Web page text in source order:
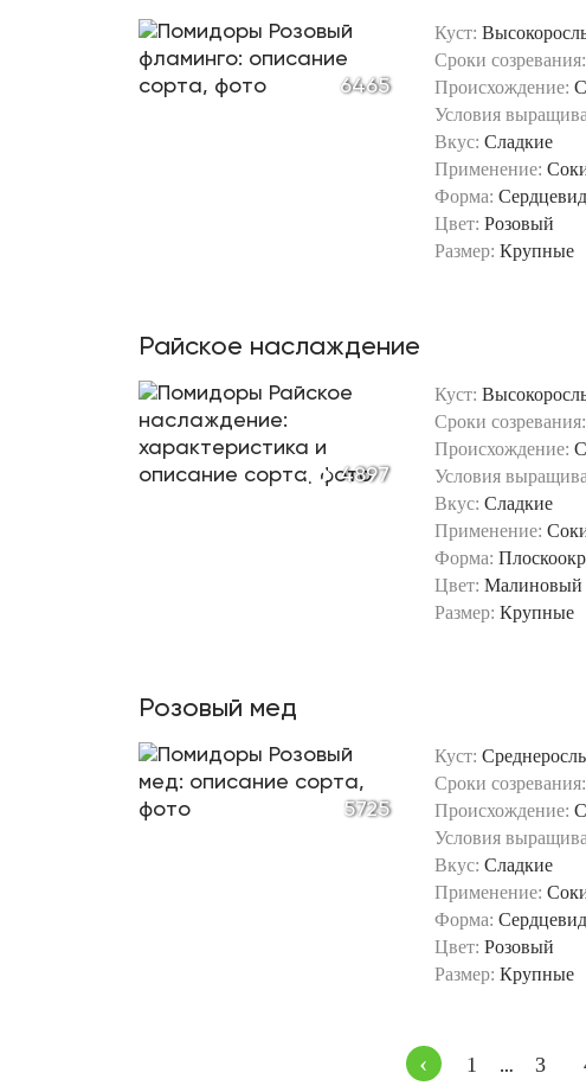
6465
Куст:
Сроки созревания:
Происхождение:
Условия
Вкус: Сладкие
Применение:
Форма:
Цвет: Розовый
Размер: Крупные
Райское наслаждение
4897
Куст:
Сроки созревания:
Происхождение:
Условия
Вкус: Сладкие
Применение:
Форма:
Цвет: Малиновый
Размер: Крупные
Розовый мед
5725
Куст:
Сроки созревания:
Происхождение:
Условия
Вкус: Сладкие
Применение:
Форма:
Цвет: Розовый
Размер: Крупные
‹ 1 … 3